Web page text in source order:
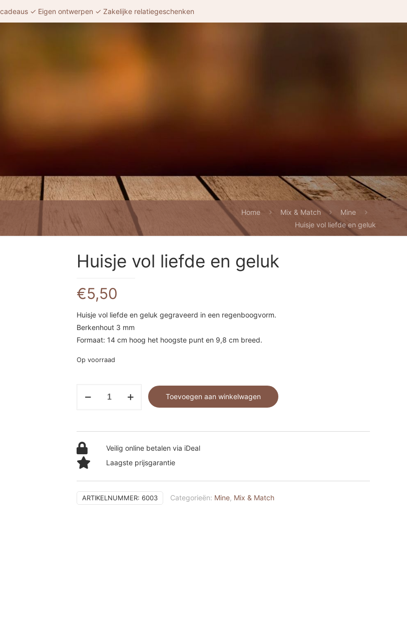
✓ Eigen ontwerpen ✓ Zakelijke relatiegeschenken
Home Mix & Match
Mine
Huisje vol liefde en geluk
Huisje vol liefde en geluk
€5,50
Huisje vol liefde en geluk gegraveerd in een regenboogvorm.
Berkenhout 3 mm
Formaat: 14 cm hoog het hoogste punt en 9,8 cm breed.
Op voorraad
geluk
aantal
Toevoegen aan winkelwagen
Veilig online betalen via iDeal
Laagste prijsgarantie
ARTIKELNUMMER: 6003 Categorieën: Mine, Mix & Match